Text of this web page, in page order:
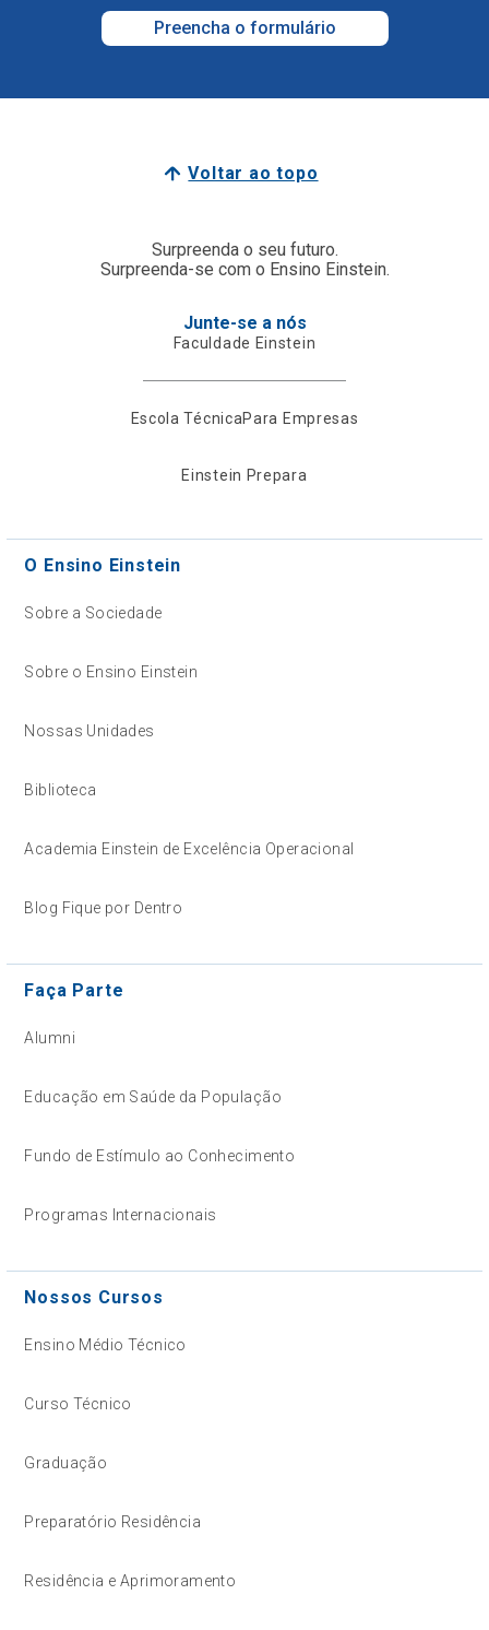
Preencha o formulário
Voltar ao topo
Surpreenda o seu futuro.
Surpreenda-se com o Ensino Einstein.
Junte-se a nós
Faculdade Einstein
Escola TécnicaPara Empresas
Einstein Prepara
O Ensino Einstein
Sobre a Sociedade
Sobre o Ensino Einstein
Nossas Unidades
Biblioteca
Academia Einstein de Excelência Operacional
Blog Fique por Dentro
Faça Parte
Alumni
Educação em Saúde da População
Fundo de Estímulo ao Conhecimento
Programas Internacionais
Nossos Cursos
Ensino Médio Técnico
Curso Técnico
Graduação
Preparatório Residência
Residência e Aprimoramento